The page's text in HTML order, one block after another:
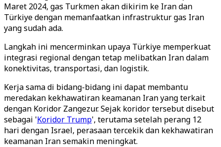
Maret 2024, gas Turkmen akan dikirim ke Iran dan
Türkiye dengan memanfaatkan infrastruktur gas Iran
yang sudah ada.
Langkah ini mencerminkan upaya Türkiye memperkuat
integrasi regional dengan tetap melibatkan Iran dalam
konektivitas, transportasi, dan logistik.
Kerja sama di bidang-bidang ini dapat membantu
meredakan kekhawatiran keamanan Iran yang terkait
dengan Koridor Zangezur. Sejak koridor tersebut disebut
sebagai 'Koridor Trump', terutama setelah perang 12
hari dengan Israel, perasaan tercekik dan kekhawatiran
keamanan Iran semakin meningkat.